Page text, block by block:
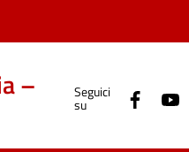
– Seguici
su